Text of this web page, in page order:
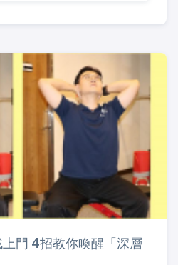
門 4招教你喚醒「深層